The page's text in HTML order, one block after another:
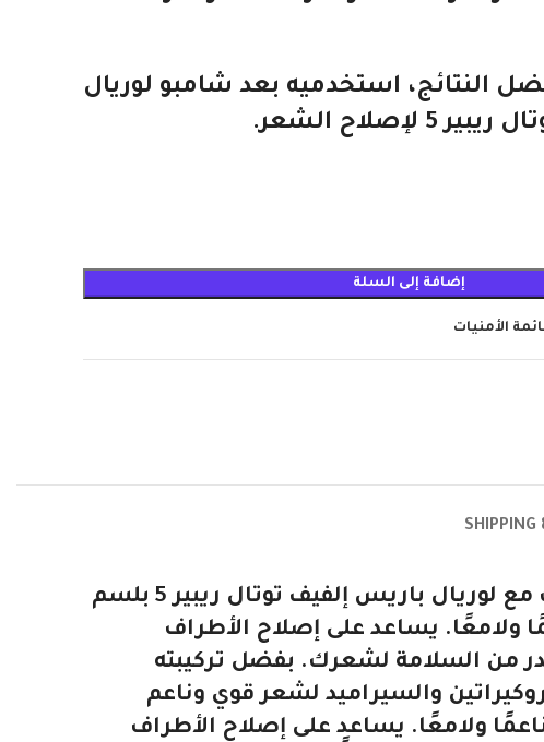
النتائج، استخدميه بعد شامبو لوريال
لإصلاح الشعر.
إضافة إلى السلة
الأمنيات
SHIPPING
لوريال باريس إلفيف توتال ريبير 5 بلسم إصلاح 200 مل قولي وداعًا لمشاكل شعرك مع لوريال باريس إلفيف توتال ريبير 5 بلسم
ولامعًا. يساعد على إصلاح الأطراف
من السلامة لشعرك. بفضل تركيبته
والسيراميد لشعر قوي وناعم
ولامعًا. يساعد على إصلاح الأطراف